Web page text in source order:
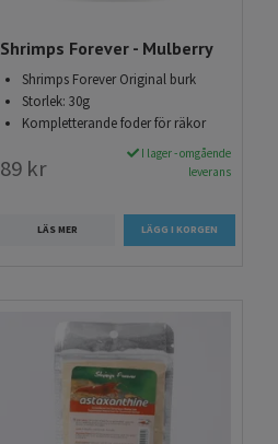
Shrimps Forever - Mulberry
Shrimps Forever Original burk
Storlek: 30g
Kompletterande foder för räkor
89 kr
I lager - omgående
leverans
LÄS MER